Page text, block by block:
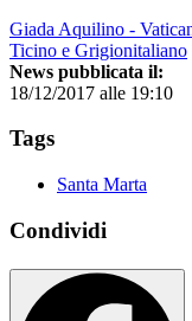
Giada Aquilino -
Ticino e Grigionitaliano
News pubblicata il:
18/12/2017 alle 19:10
Tags
Santa Marta
Condividi